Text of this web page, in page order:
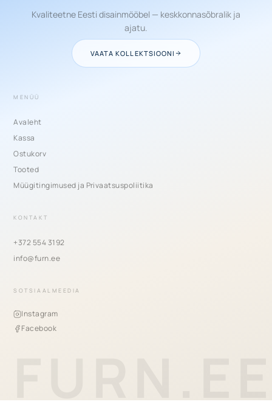
Kvaliteetne Eesti disainmööbel — keskkonnasõbralik ja
ajatu.
VAATA KOLLEKTSIOONI
MENÜÜ
Avaleht
Kassa
Ostukorv
Tooted
Müügitingimused ja Privaatsuspoliitika
KONTAKT
+372 554 3192
info@furn.ee
SOTSIAALMEEDIA
Instagram
Facebook